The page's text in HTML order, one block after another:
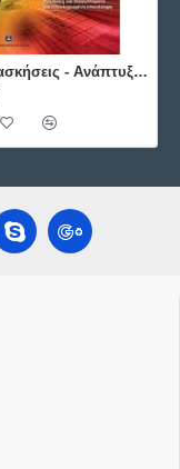
300+x ασκήσεις - Ανάπτυξη Εφαρμογών σε Προγραμματιστικό Περιβάλλον ΕΛΛΗΝΟΕΚΔΟΤΙΚΗ